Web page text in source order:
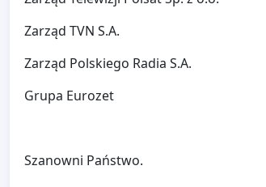
Zarząd TVN S.A.
Zarząd Polskiego Radia S.A.
Grupa Eurozet
Szanowni Państwo.